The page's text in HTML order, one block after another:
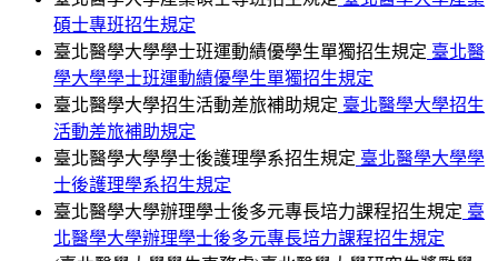
碩士專班招生規定
臺北醫學大學學士班運動績優學生單獨招生規定 臺北醫
學大學學士班運動績優學生單獨招生規定
臺北醫學大學招生活動差旅補助規定 臺北醫學大學招生
活動差旅補助規定
臺北醫學大學學士後護理學系招生規定 臺北醫學大學學
士後護理學系招生規定
臺北醫學大學辦理學士後多元專長培力課程招生規定 臺
北醫學大學辦理學士後多元專長培力課程招生規定